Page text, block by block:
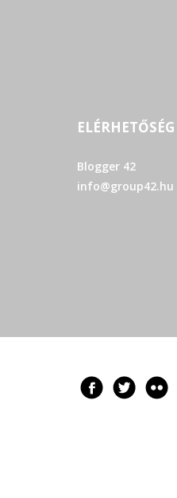
ELÉRHETŐSÉG
Blogger 42
info@group42.hu